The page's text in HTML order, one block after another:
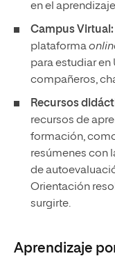
en el
Campus Virtual:
plataforma
para estudiar en
compañeros,
Recursos
recursos de
formación,
resúmenes con
de
Orientación
surgirte.
Aprendizaje